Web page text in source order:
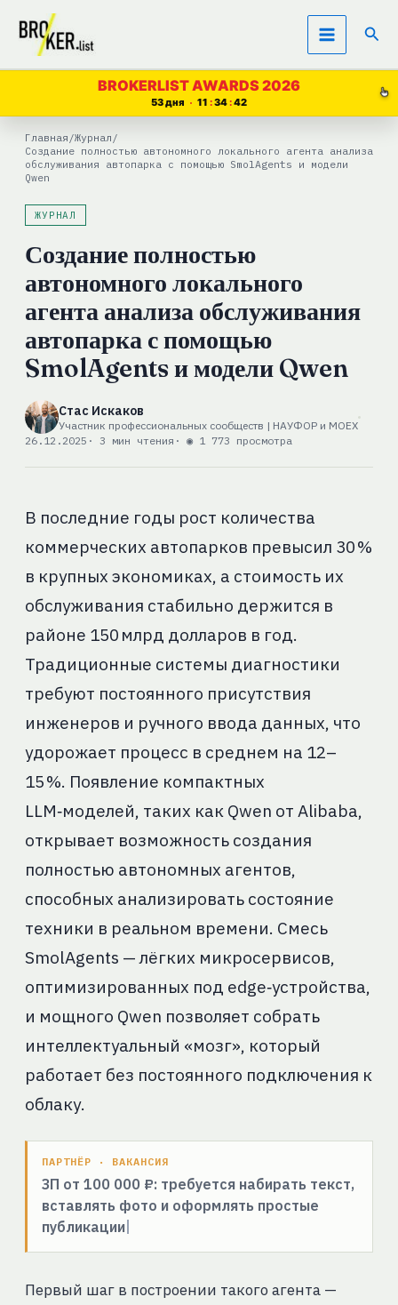
Перейти
содержимому
BROKERLIST AWARDS 2026
53 дня 11 34 42
Главная /Журнал /
Создание полностью автономного локального агента анализа
обслуживания автопарка с помощью SmolAgents и модели
Qwen
ЖУРНАЛ
Создание полностью
автономного локального
агента анализа обслуживания
автопарка с помощью
SmolAgents и модели Qwen
Стас Искаков
Участник профессиональных сообществ | НАУФОР и MOEX
26.12.2025 · 3 мин чтения · ◉ 1 773 просмотра
В последние годы рост количества
коммерческих автопарков превысил 30 %
в крупных экономиках, а стоимость их
обслуживания стабильно держится в
районе 150 млрд долларов в год.
Традиционные системы диагностики
требуют постоянного присутствия
инженеров и ручного ввода данных, что
удорожает процесс в среднем на 12–
15 %. Появление компактных
LLM‑моделей, таких как Qwen от Alibaba,
открывает возможность создания
полностью автономных агентов,
способных анализировать состояние
техники в реальном времени. Смесь
SmolAgents — лёгких микросервисов,
оптимизированных под edge‑устройства,
и мощного Qwen позволяет собрать
интеллектуальный «мозг», который
работает без постоянного подключения к
облаку.
ПАРТНЁР · ВАКАНСИЯ
ЗП от 100 000 ₽: требуется набирать текст,
вставлять фото и оформлять простые
публикации
Первый шаг в построении такого агента —